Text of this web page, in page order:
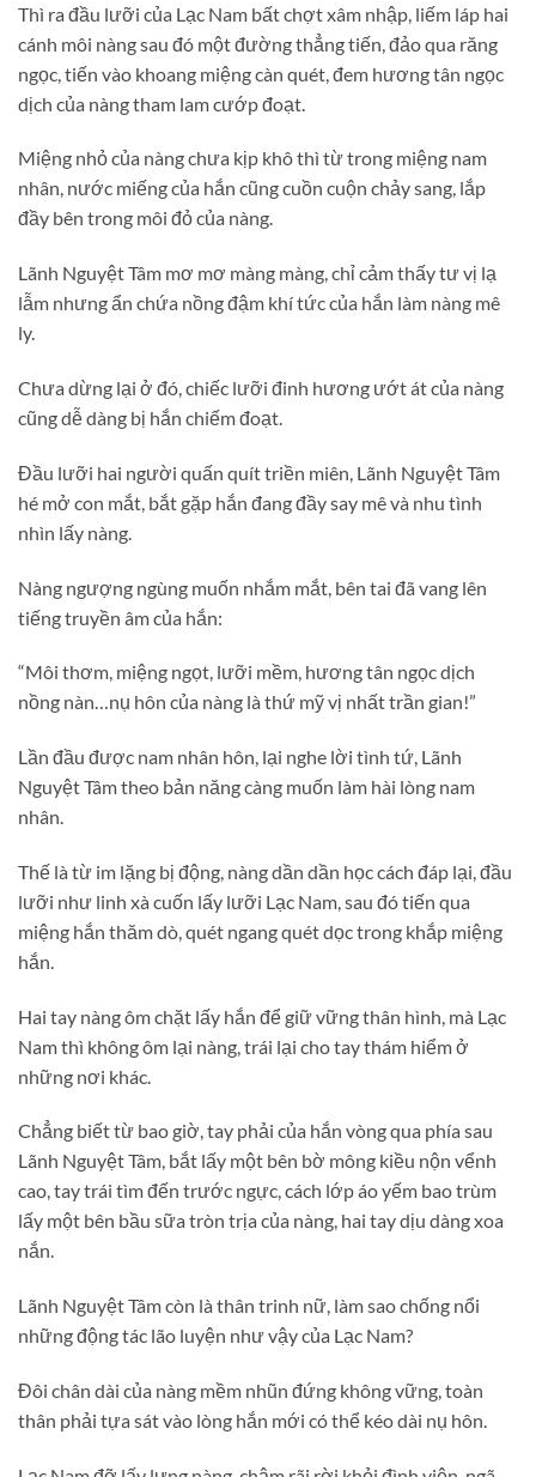
Thì ra đầu lưỡi của Lạc Nam bất chợt xâm nhập, liếm láp hai
cánh môi nàng sau đó một đường thẳng tiến, đảo qua răng
ngọc, tiến vào khoang miệng càn quét, đem hương tân ngọc
dịch của nàng tham lam cướp đoạt.
Miệng nhỏ của nàng chưa kịp khô thì từ trong miệng nam
nhân, nước miếng của hắn cũng cuồn cuộn chảy sang, lắp
đầy bên trong môi đỏ của nàng.
Lãnh Nguyệt Tâm mơ mơ màng màng, chỉ cảm thấy tư vị lạ
lẫm nhưng ẩn chứa nồng đậm khí tức của hắn làm nàng mê
ly.
Chưa dừng lại ở đó, chiếc lưỡi đinh hương ướt át của nàng
cũng dễ dàng bị hắn chiếm đoạt.
Đầu lưỡi hai người quấn quít triền miên, Lãnh Nguyệt Tâm
hé mở con mắt, bắt gặp hắn đang đầy say mê và nhu tình
nhìn lấy nàng.
Nàng ngượng ngùng muốn nhắm mắt, bên tai đã vang lên
tiếng truyền âm của hắn:
“Môi thơm, miệng ngọt, lưỡi mềm, hương tân ngọc dịch
nồng nàn…nụ hôn của nàng là thứ mỹ vị nhất trần gian!”
Lần đầu được nam nhân hôn, lại nghe lời tình tứ, Lãnh
Nguyệt Tâm theo bản năng càng muốn làm hài lòng nam
nhân.
Thế là từ im lặng bị động, nàng dần dần học cách đáp lại, đầu
lưỡi như linh xà cuốn lấy lưỡi Lạc Nam, sau đó tiến qua
miệng hắn thăm dò, quét ngang quét dọc trong khắp miệng
hắn.
Hai tay nàng ôm chặt lấy hắn để giữ vững thân hình, mà Lạc
Nam thì không ôm lại nàng, trái lại cho tay thám hiểm ở
những nơi khác.
Chẳng biết từ bao giờ, tay phải của hắn vòng qua phía sau
Lãnh Nguyệt Tâm, bắt lấy một bên bờ mông kiều nộn vểnh
cao, tay trái tìm đến trước ngực, cách lớp áo yếm bao trùm
lấy một bên bầu sữa tròn trịa của nàng, hai tay dịu dàng xoa
nắn.
Lãnh Nguyệt Tâm còn là thân trinh nữ, làm sao chống nổi
những động tác lão luyện như vậy của Lạc Nam?
Đôi chân dài của nàng mềm nhũn đứng không vững, toàn
thân phải tựa sát vào lòng hắn mới có thể kéo dài nụ hôn.